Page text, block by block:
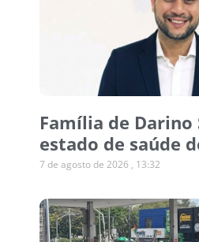
Família de Darino
estado de saúde
7 de agosto de 2026 13:32